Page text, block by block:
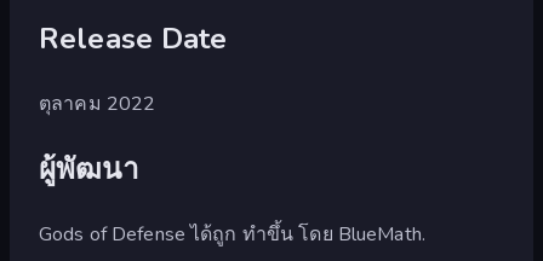
Release Date
ตุลาคม 2022
ผู้พัฒนา
Gods of Defense ได้ถูก ทำขึ้น โดย BlueMath.